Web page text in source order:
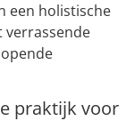
een holistische
verrassende
praktijk voor